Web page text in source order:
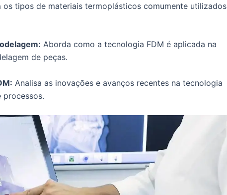
os tipos de materiais termoplásticos comumente utilizados
Aborda como a tecnologia FDM é aplicada na
de peças.
Analisa as inovações e avanços recentes na tecnologia
processos.